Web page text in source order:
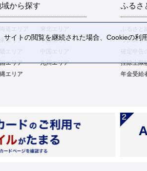
域から探す
エリア
中部エリア
エリア
九州エリア
エリア
ふるさ
ふるさと
ワンスト
控除上限
年金受給
イトの閲覧を継続された場合、Cookieの利